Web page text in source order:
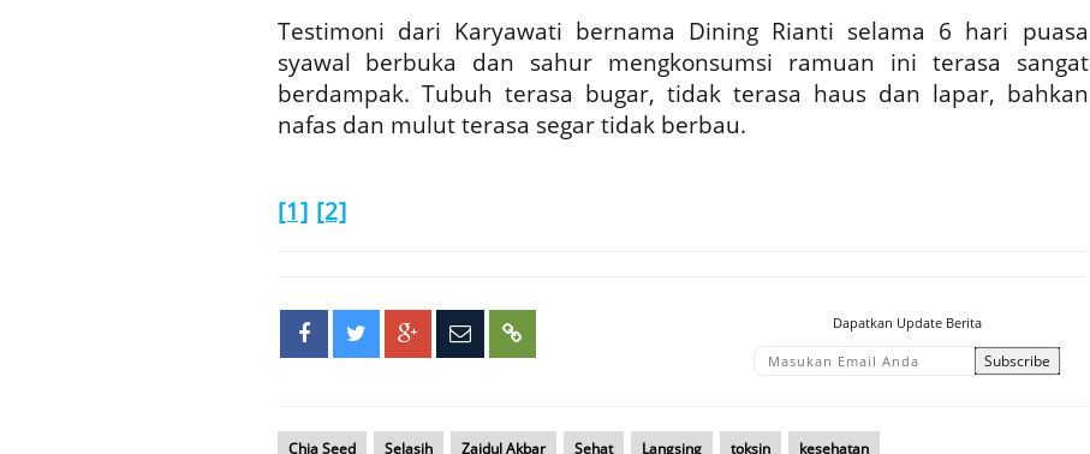
Testimoni dari Karyawati bernama Dining Rianti selama 6 hari puasa
syawal berbuka dan sahur mengkonsumsi ramuan ini terasa sangat
berdampak. Tubuh terasa bugar, tidak terasa haus dan lapar, bahkan
nafas dan mulut terasa segar tidak berbau.
[1] [2]
Dapatkan Update Berita
Chia Seed Selasih Zaidul Akbar Sehat Langsing toksin kesehatan